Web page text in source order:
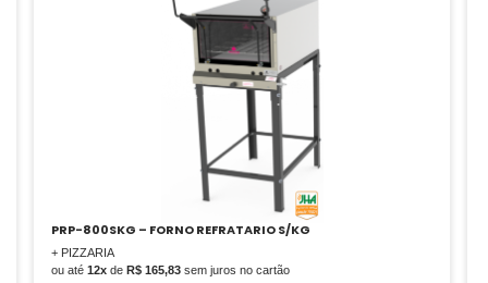
PMSD-603F – FOGAO BP 3BS 3BDP (C/REGISTRO P/
ou até12x deR$ 195,82sem juros no cartão